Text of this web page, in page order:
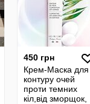
450 грн
Крем-Маска для
контуру очей
проти темних
кіл,від зморщок,